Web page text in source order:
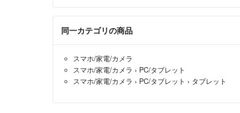
同一カテゴリの商品
スマホ/家電/カメラ
スマホ/家電/カメラ › PC/タブレット
スマホ/家電/カメラ › PC/タブレット › タブレット